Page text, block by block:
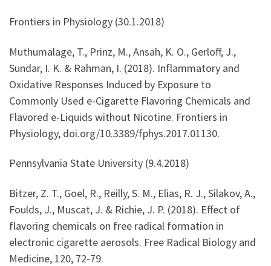
Frontiers in Physiology (30.1.2018)
Muthumalage, T., Prinz, M., Ansah, K. O., Gerloff, J.,
Sundar, I. K. & Rahman, I. (2018). Inflammatory and
Oxidative Responses Induced by Exposure to
Commonly Used e-Cigarette Flavoring Chemicals and
Flavored e-Liquids without Nicotine. Frontiers in
Physiology, doi.org/10.3389/fphys.2017.01130.
Pennsylvania State University (9.4.2018)
Bitzer, Z. T., Goel, R., Reilly, S. M., Elias, R. J., Silakov, A.,
Foulds, J., Muscat, J. & Richie, J. P. (2018). Effect of
flavoring chemicals on free radical formation in
electronic cigarette aerosols. Free Radical Biology and
Medicine, 120, 72-79.